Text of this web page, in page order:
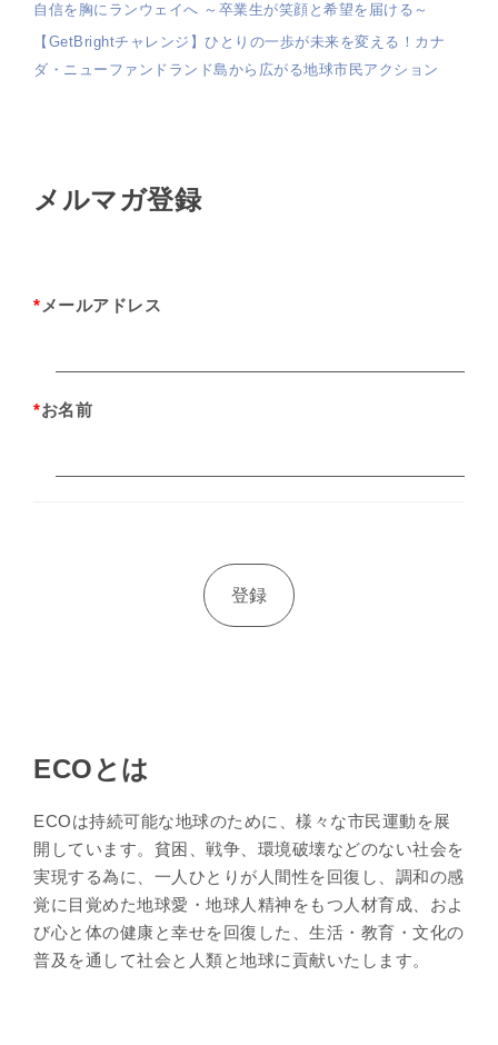
自信を胸にランウェイへ ～卒業生が笑顔と希望を届ける～
【GetBrightチャレンジ】ひとりの一歩が未来を変える！カナ
ダ・ニューファンドランド島から広がる地球市民アクション
メルマガ登録
* メールアドレス
*お名前
ECOとは
ECOは持続可能な地球のために、様々な市民運動を展
開しています。貧困、戦争、環境破壊などのない社会を
実現する為に、一人ひとりが人間性を回復し、調和の感
覚に目覚めた地球愛・地球人精神をもつ人材育成、およ
び心と体の健康と幸せを回復した、生活・教育・文化の
普及を通して社会と人類と地球に貢献いたします。